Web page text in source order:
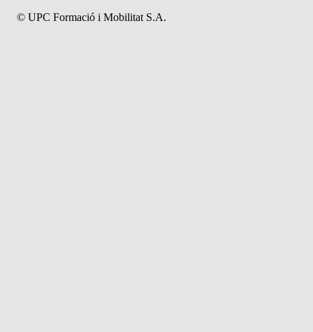
© UPC Formació i Mobilitat S.A.